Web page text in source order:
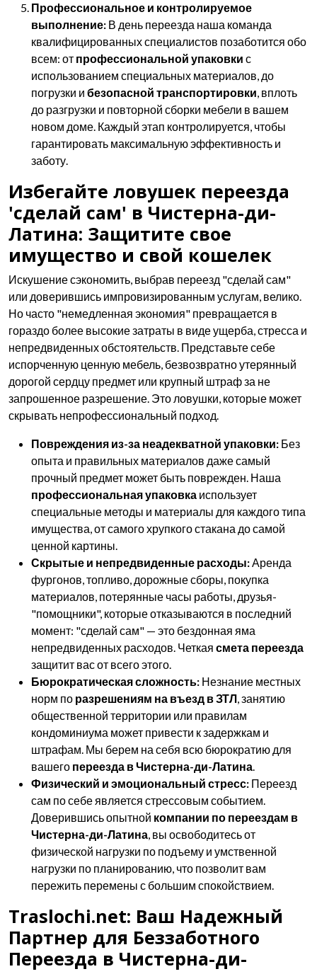
Профессиональное и контролируемое
выполнение: В день переезда наша команда
квалифицированных специалистов позаботится обо
всем: от профессиональной упаковки с
использованием специальных материалов, до
погрузки и безопасной транспортировки, вплоть
до разгрузки и повторной сборки мебели в вашем
новом доме. Каждый этап контролируется, чтобы
гарантировать максимальную эффективность и
заботу.
Избегайте ловушек переезда
'сделай сам' в Чистерна-ди-
Латина: Защитите свое
имущество и свой кошелек
Искушение сэкономить, выбрав переезд "сделай сам"
или доверившись импровизированным услугам, велико.
Но часто "немедленная экономия" превращается в
гораздо более высокие затраты в виде ущерба, стресса и
непредвиденных обстоятельств. Представьте себе
испорченную ценную мебель, безвозвратно утерянный
дорогой сердцу предмет или крупный штраф за не
запрошенное разрешение. Это ловушки, которые может
скрывать непрофессиональный подход.
Повреждения из-за неадекватной упаковки: Без
опыта и правильных материалов даже самый
прочный предмет может быть поврежден. Наша
профессиональная упаковка использует
специальные методы и материалы для каждого типа
имущества, от самого хрупкого стакана до самой
ценной картины.
Скрытые и непредвиденные расходы:Аренда
фургонов, топливо, дорожные сборы, покупка
материалов, потерянные часы работы, друзья-
"помощники", которые отказываются в последний
момент: "сделай сам" — это бездонная яма
непредвиденных расходов. Четкая смета переезда
защитит вас от всего этого.
Бюрократическая сложность: Незнание местных
норм по разрешениям на въезд в ЗТЛ, занятию
общественной территории или правилам
кондоминиума может привести к задержкам и
штрафам. Мы берем на себя всю бюрократию для
вашего переезда в Чистерна-ди-Латина.
Физический и эмоциональный стресс: Переезд
сам по себе является стрессовым событием.
Доверившись опытной компании по переездам в
Чистерна-ди-Латина, вы освободитесь от
физической нагрузки по подъему и умственной
нагрузки по планированию, что позволит вам
пережить перемены с большим спокойствием.
Traslochi.net: Ваш Надежный
Партнер для Беззаботного
Переезда в Чистерна-ди-